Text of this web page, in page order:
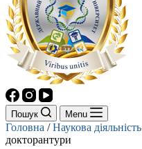
Пошук Menu
Головна /Наукова діяльність
докторантури